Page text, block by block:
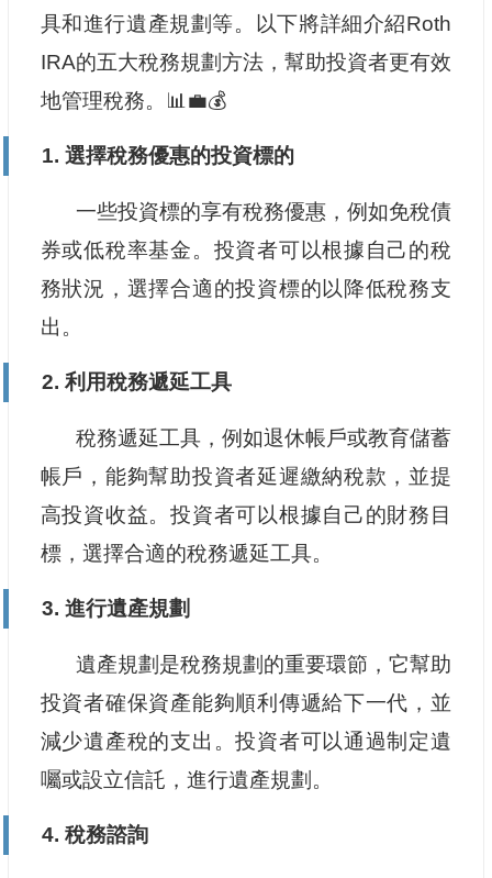
具和進行遺產規劃等。以下將詳細介紹Roth
IRA的五大稅務規劃方法，幫助投資者更有效
地管理稅務。📊💼💰
1. 選擇稅務優惠的投資標的
一些投資標的享有稅務優惠，例如免稅債
券或低稅率基金。投資者可以根據自己的稅
務狀況，選擇合適的投資標的以降低稅務支
出。
2. 利用稅務遞延工具
稅務遞延工具，例如退休帳戶或教育儲蓄
帳戶，能夠幫助投資者延遲繳納稅款，並提
高投資收益。投資者可以根據自己的財務目
標，選擇合適的稅務遞延工具。
3. 進行遺產規劃
遺產規劃是稅務規劃的重要環節，它幫助
投資者確保資產能夠順利傳遞給下一代，並
減少遺產稅的支出。投資者可以通過制定遺
囑或設立信託，進行遺產規劃。
4. 稅務諮詢